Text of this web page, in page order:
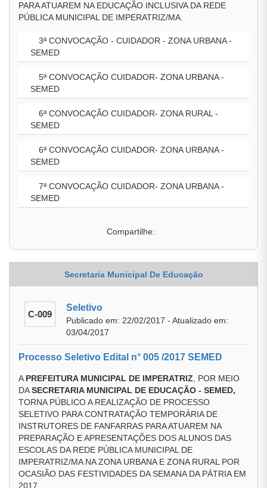
PARA ATUAREM NA EDUCAÇÃO INCLUSIVA DA REDE
PÚBLICA MUNICIPAL DE IMPERATRIZ/MA.
3ª CONVOCAÇÃO - CUIDADOR - ZONA URBANA -
SEMED
5ª CONVOCAÇÃO CUIDADOR- ZONA URBANA -
SEMED
6ª CONVOCAÇÃO CUIDADOR- ZONA RURAL -
SEMED
6ª CONVOCAÇÃO CUIDADOR- ZONA URBANA -
SEMED
7ª CONVOCAÇÃO CUIDADOR- ZONA URBANA -
SEMED
Compartilhe:
Secretaria Municipal De Educação
C-009
Seletivo
Publicado em: 22/02/2017 - Atualizado em:
03/04/2017
Processo Seletivo Edital n° 005 /2017 SEMED
A PREFEITURA MUNICIPAL DE IMPERATRIZ , POR MEIO
DASECRETARIA MUNICIPAL DE EDUCAÇÃO - SEMED,
TORNA PÚBLICO A REALIZAÇÃO DE PROCESSO
SELETIVO PARA CONTRATAÇÃO TEMPORÁRIA DE
INSTRUTORES DE FANFARRAS PARA ATUAREM NA
PREPARAÇÃO E APRESENTAÇÕES DOS ALUNOS DAS
ESCOLAS DA REDE PÚBLICA MUNICIPAL DE
IMPERATRIZ/MA NA ZONA URBANA E ZONA RURAL POR
OCASIÃO DAS FESTIVIDADES DA SEMANA DA PÁTRIA EM
2017.